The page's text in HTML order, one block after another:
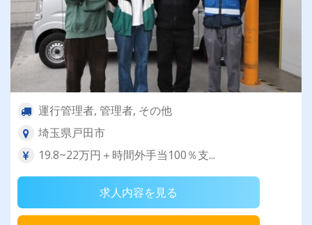
運行管理者, 管理者, その他
埼玉県戸田市
19.8~22万円＋時間外手当100％支...
求人内容を見る